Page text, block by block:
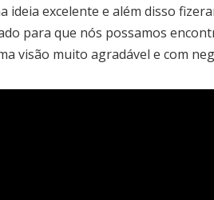
ideia excelente e além disso
para que nós possamos
visão muito agradável e com